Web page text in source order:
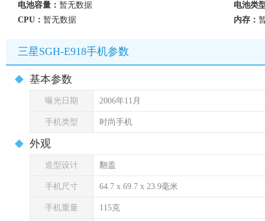
电池容量： 暂无数据
电池类
CPU： 暂无数据 内存：
三星SGH-E918手机参数
基本参数
曝光日期 2006年11月
手机类型 时尚手机
外观
造型设计 翻盖
手机尺寸 64.7 x 69.7 x 23.9毫米
手机重量 115克